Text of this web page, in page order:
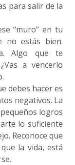
para salir de la
“muro” en tu
no estás bien.
Algo que te
a vencerlo
debes hacer es
negativos. La
logros
lo suficiente
Reconoce que
la vida, está